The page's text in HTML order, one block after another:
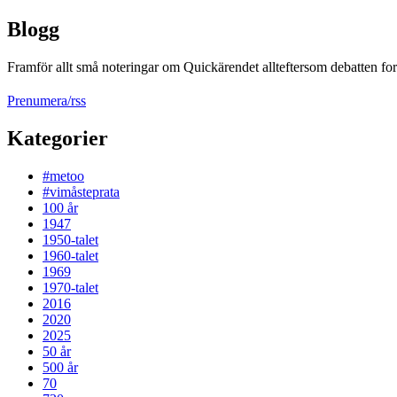
Blogg
Framför allt små noteringar om Quickärendet allteftersom debatten
Prenumera/rss
Kategorier
#metoo
#vimåsteprata
100 år
1947
1950-talet
1960-talet
1969
1970-talet
2016
2020
2025
50 år
500 år
70